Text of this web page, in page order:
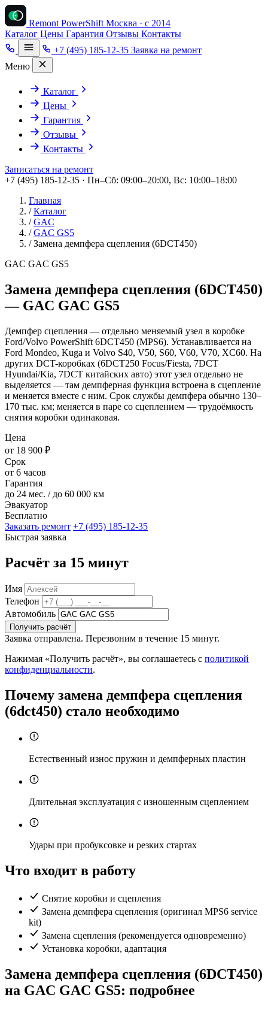
Remont PowerShift Москва · с 2014
Каталог Цены Гарантия Отзывы Контакты
+7 (495) 185-12-35 Заявка на ремонт
Меню
Каталог
Цены
Гарантия
Отзывы
Контакты
Записаться на ремонт
+7 (495) 185-12-35 · Пн–Сб: 09:00–20:00, Вс: 10:00–18:00
Главная
/ Каталог
/ GAC
/ GAC GS5
/ Замена демпфера сцепления (6DCT450)
GAC GAC GS5
Замена демпфера сцепления (6DCT450)
— GAC GAC GS5
Демпфер сцепления — отдельно меняемый узел в коробке
Ford/Volvo PowerShift 6DCT450 (MPS6). Устанавливается на
Ford Mondeo, Kuga и Volvo S40, V50, S60, V60, V70, XC60. На
других DCT-коробках (6DCT250 Focus/Fiesta, 7DCT
Hyundai/Kia, 7DCT китайских авто) этот узел отдельно не
выделяется — там демпферная функция встроена в сцепление
и меняется вместе с ним. Срок службы демпфера обычно 130–
170 тыс. км; меняется в паре со сцеплением — трудоёмкость
снятия коробки одинаковая.
Цена
от 18 900 ₽
Срок
от 6 часов
Гарантия
до 24 мес. / до 60 000 км
Эвакуатор
Бесплатно
Заказать ремонт +7 (495) 185-12-35
Быстрая заявка
Расчёт за 15 минут
Имя
Телефон
Автомобиль
Получить расчёт
Заявка отправлена. Перезвоним в течение 15 минут.
Нажимая «Получить расчёт», вы соглашаетесь с политикой
конфиденциальности.
Почему замена демпфера сцепления
(6dct450) стало необходимо
Естественный износ пружин и демпферных пластин
Длительная эксплуатация с изношенным сцеплением
Удары при пробуксовке и резких стартах
Что входит в работу
Снятие коробки и сцепления
Замена демпфера сцепления (оригинал MPS6 service
kit)
Замена сцепления (рекомендуется одновременно)
Установка коробки, адаптация
Замена демпфера сцепления (6DCT450)
на GAC GAC GS5: подробнее